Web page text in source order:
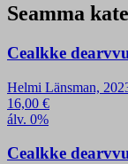
Seamma
Cealkke
Helmi Länsman,
16,00 €
álv. 0%
Cealkke